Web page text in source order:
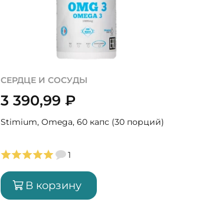
СЕРДЦЕ И СОСУДЫ
3 390,99₽
Stimium, Omega, 60 капс (30 порций)
1
В корзину